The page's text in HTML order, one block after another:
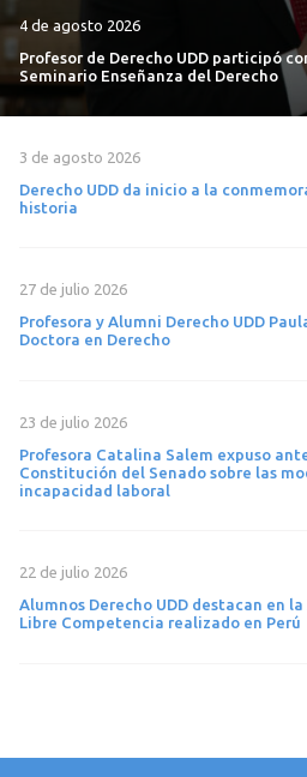
4 de agosto 2026
Profesor de Derecho UDD participó
Seminario Enseñanza del Derecho
3 de agosto 2026
Derecho UDD da inicio a la
historia
27 de julio 2026
Profesora y Alumni Derecho UDD
Doctora en Derecho
23 de julio 2026
Profesora Catalina Salem expuso
Constitución del Senado sobre las
incapacidad laboral
22 de julio 2026
Alumnos Derecho UDD destacan en
Libre Competencia realizado en Perú